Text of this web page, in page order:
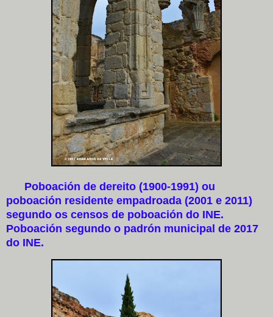
Poboación de dereito (1900-1991) ou
poboación residente empadroada (2001 e 2011)
segundo os censos de poboación do INE.
Poboación segundo o padrón municipal de 2017
do INE.